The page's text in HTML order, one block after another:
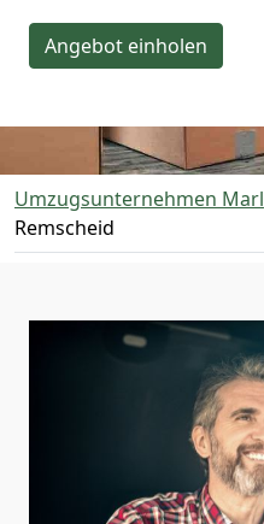
Angebot einholen
Umzugsunternehmen Marl
Remscheid